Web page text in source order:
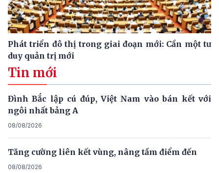
Phát triển đô thị trong giai đoạn mới: Cần một tư
duy quản trị mới
Tin mới
Đình Bắc lập cú đúp, Việt Nam vào bán kết với
ngôi nhất bảng A
08/08/2026
Tăng cường liên kết vùng, nâng tầm điểm đến
08/08/2026